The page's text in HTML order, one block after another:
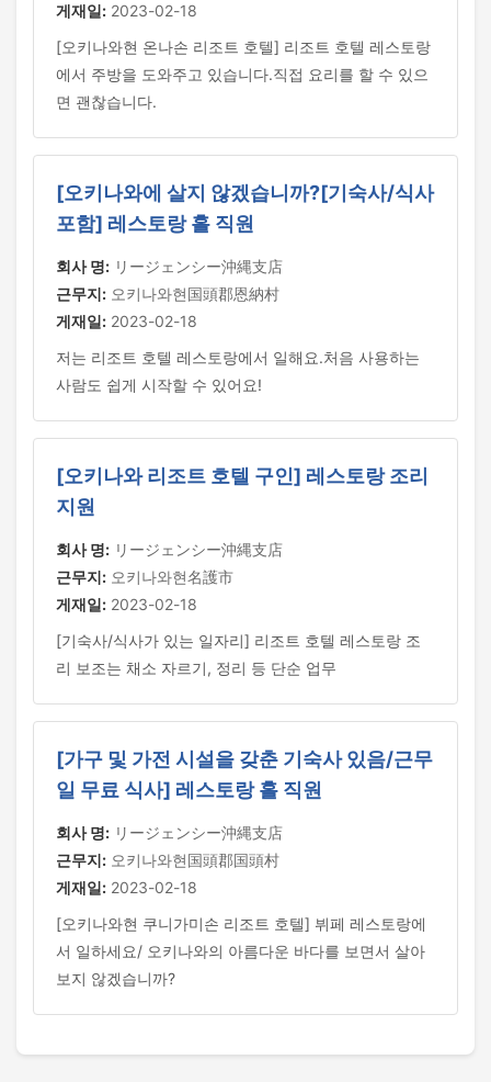
게재일: 2023-02-18
[오키나와현 온나손 리조트 호텔] 리조트 호텔 레스토랑
에서 주방을 도와주고 있습니다.직접 요리를 할 수 있으
면 괜찮습니다.
[오키나와에 살지 않겠습니까?[기숙사/식사
포함] 레스토랑 홀 직원
회사 명: リージェンシー沖縄支店
근무지: 오키나와현国頭郡恩納村
게재일: 2023-02-18
저는 리조트 호텔 레스토랑에서 일해요.처음 사용하는
사람도 쉽게 시작할 수 있어요!
[오키나와 리조트 호텔 구인] 레스토랑 조리
지원
회사 명: リージェンシー沖縄支店
근무지: 오키나와현名護市
게재일: 2023-02-18
[기숙사/식사가 있는 일자리] 리조트 호텔 레스토랑 조
리 보조는 채소 자르기, 정리 등 단순 업무
[가구 및 가전 시설을 갖춘 기숙사 있음/근무
일 무료 식사] 레스토랑 홀 직원
회사 명: リージェンシー沖縄支店
근무지: 오키나와현国頭郡国頭村
게재일: 2023-02-18
[오키나와현 쿠니가미손 리조트 호텔] 뷔페 레스토랑에
서 일하세요/ 오키나와의 아름다운 바다를 보면서 살아
보지 않겠습니까?